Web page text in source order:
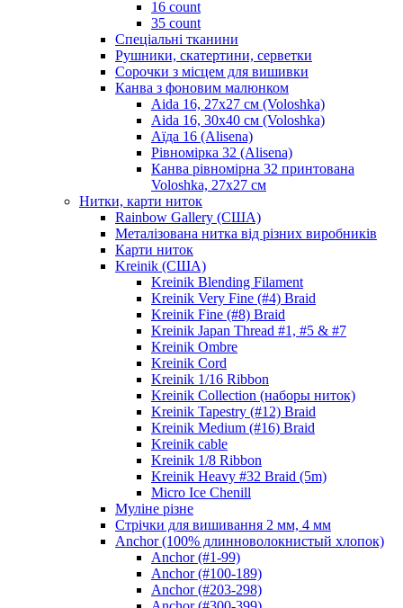
16 count
35 count
Спеціальні тканини
Рушники, скатертини, серветки
Сорочки з місцем для вишивки
Канва з фоновим малюнком
Aida 16, 27х27 см (Voloshka)
Aida 16, 30х40 см (Voloshka)
Аїда 16 (Alisena)
Рівномірка 32 (Alisena)
Канва рівномірна 32 принтована
Voloshka, 27х27 см
Нитки, карти ниток
Rainbow Gallery (США)
Металізована нитка від різних виробників
Карти ниток
Kreinik (США)
Kreinik Blending Filament
Kreinik Very Fine (#4) Braid
Kreinik Fine (#8) Braid
Kreinik Japan Thread #1, #5 & #7
Kreinik Ombre
Kreinik Cord
Kreinik 1/16 Ribbon
Kreinik Collection (наборы ниток)
Kreinik Tapestry (#12) Braid
Kreinik Medium (#16) Braid
Kreinik cable
Kreinik 1/8 Ribbon
Kreinik Heavy #32 Braid (5m)
Micro Ice Chenill
Муліне різне
Стрічки для вишивання 2 мм, 4 мм
Anchor (100% длинноволокнистый хлопок)
Anchor (#1-99)
Anchor (#100-189)
Anchor (#203-298)